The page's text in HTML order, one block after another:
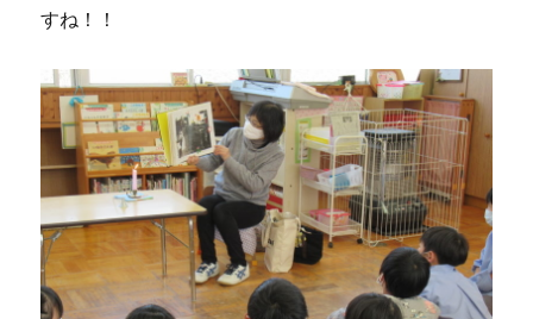
すね！！